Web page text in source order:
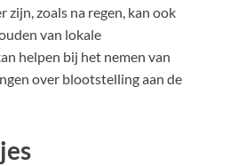
zijn, zoals na regen, kan ook
van lokale
helpen bij het nemen van
over blootstelling aan de